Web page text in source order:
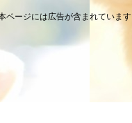
ページには広告が含まれています